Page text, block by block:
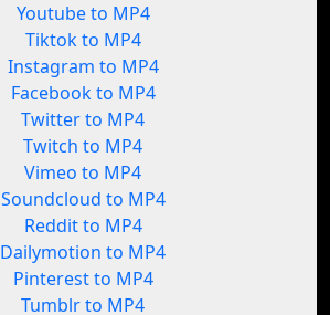
Youtube to MP4
Tiktok to MP4
Instagram to MP4
Facebook to MP4
Twitter to MP4
Twitch to MP4
Vimeo to MP4
Soundcloud to MP4
Reddit to MP4
Dailymotion to MP4
Pinterest to MP4
Tumblr to MP4